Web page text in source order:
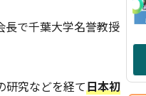
長で千葉大学名誉教授
研究などを経て日本初